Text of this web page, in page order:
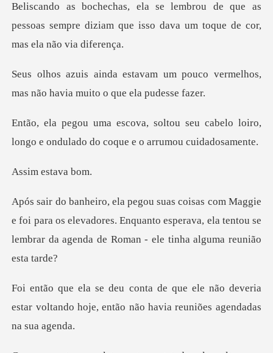
que as
pessoas sempre diziam que isso dava
m pouco vermelhos,
mas não havia
seu cabelo loiro,
longo e ondulado d
estava
i para os elevadores. Enquanto esperava, ela tentou se
lembr
não deveria
estar voltando hoje, então n